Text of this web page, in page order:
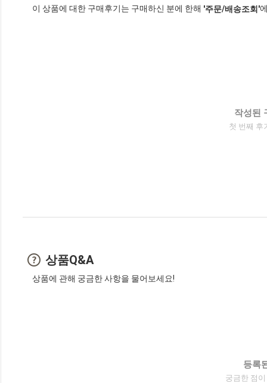
이 상품에 대한 구매후기는 구매하신 분에 한해 '주문/배송조회'
작성된
첫 번째 후
상품Q&A
상품에 관해 궁금한 사항을 물어보세요!
등록
궁금한 점